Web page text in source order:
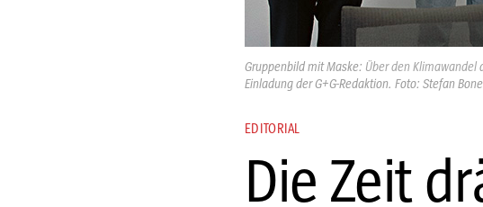
Gruppenbild mit Maske: Über den Klimawandel
Einladung der G+G-Redaktion. Foto: Stefan
EDITORIAL
Die Zeit